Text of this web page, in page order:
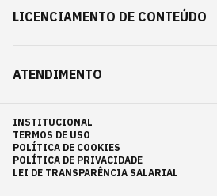
LICENCIAMENTO DE CONTEÚDO
ATENDIMENTO
INSTITUCIONAL
TERMOS DE USO
POLÍTICA DE COOKIES
POLÍTICA DE PRIVACIDADE
LEI DE TRANSPARÊNCIA SALARIAL